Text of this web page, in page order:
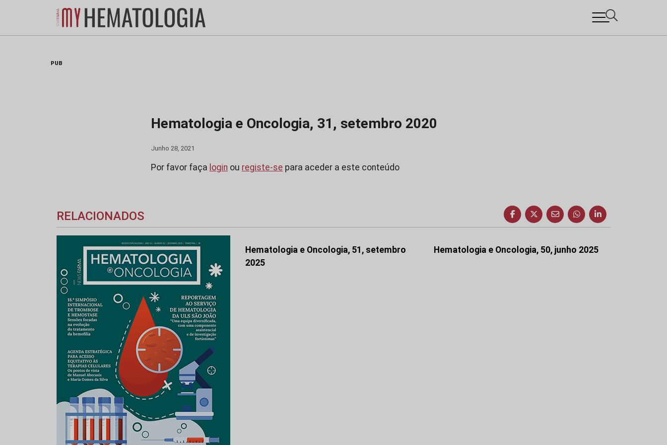
PUB
Hematologia e Oncologia, 31, setembro 2020
Junho 28, 2021
Por favor faça login ou registe-se para aceder a este conteúdo
RELACIONADOS
Hematologia e Oncologia, 51, setembro
2025
Hematologia e Oncologia, 50, junho 2025